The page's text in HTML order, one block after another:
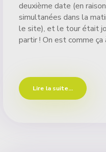
deuxième date (en
simultanées dans la
le site), et le tour était
partir ! On est comme ça
Lire la suite...